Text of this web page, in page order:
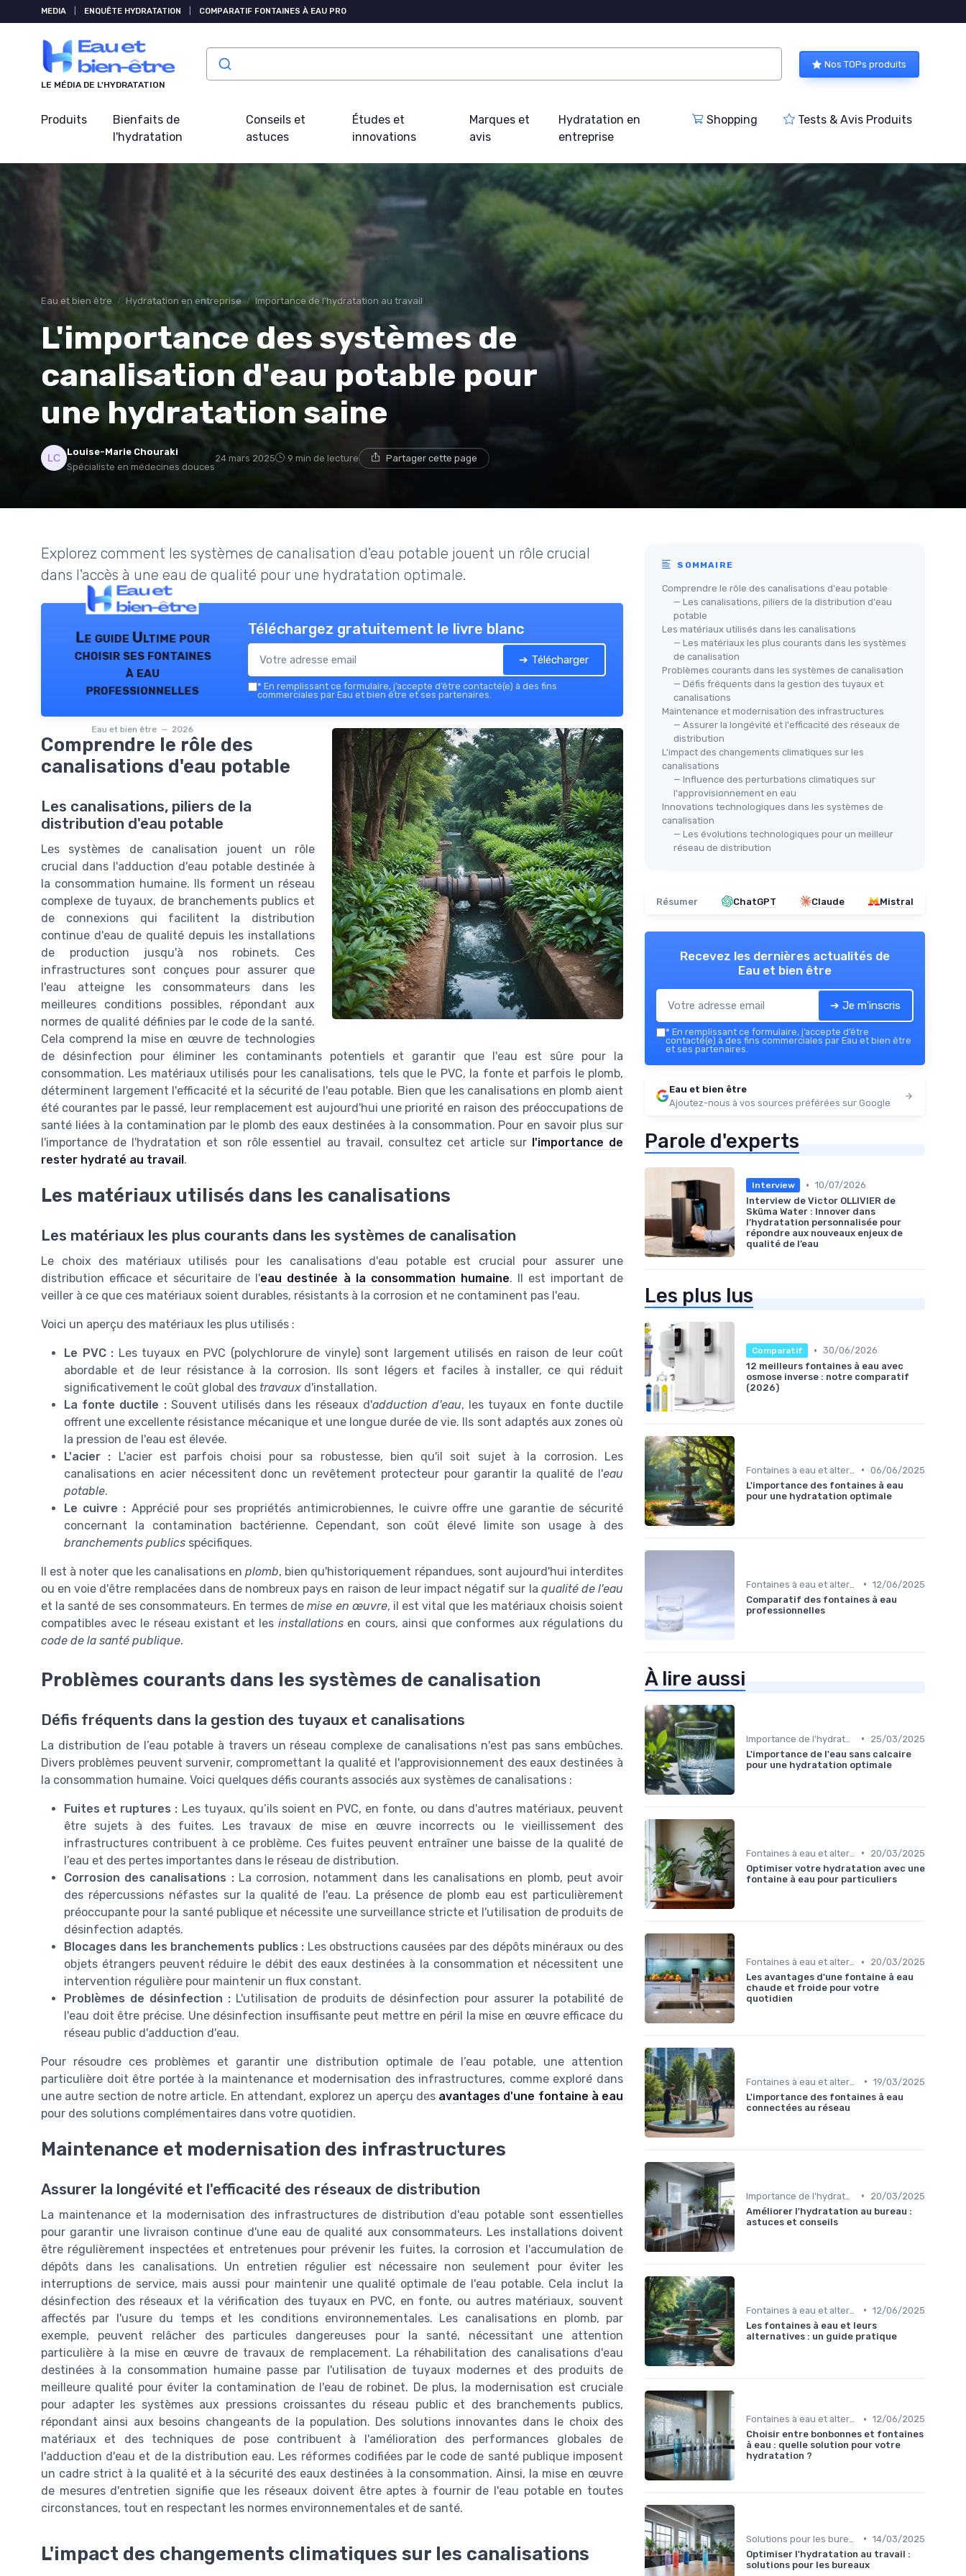
MEDIA ENQUÊTE HYDRATATION COMPARATIF FONTAINES À EAU PRO
LE MÉDIA DE L'HYDRATATION
Nos TOPs produits
Produits
Bienfaits de
l'hydratation
Conseils et
astuces
Études et
innovations
Marques et
avis
Hydratation en
entreprise
Shopping Tests & Avis Produits
Eau et bien être Hydratation en entreprise Importance de l'hydratation au travail
L'importance des systèmes de
canalisation d'eau potable pour
une hydratation saine
Louise-Marie Chouraki
Spécialiste en médecines douces
24 mars 2025 9 min de lecture Partager cette page
Explorez comment les systèmes de canalisation d'eau potable jouent un rôle crucial
dans l'accès à une eau de qualité pour une hydratation optimale.
Le guide Ultime pour
choisir ses fontaines
à eau
professionnelles
Eau et bien être — 2026
Téléchargez gratuitement le livre blanc
➔ Télécharger
* En remplissant ce formulaire, j’accepte d’être contacté(e) à des fins
commerciales par Eau et bien être et ses partenaires.
Comprendre le rôle des
canalisations d'eau potable
Les canalisations, piliers de la
distribution d'eau potable
Les systèmes de canalisation jouent un rôle
crucial dans l'adduction d'eau potable destinée à
la consommation humaine. Ils forment un réseau
complexe de tuyaux, de branchements publics et
de connexions qui facilitent la distribution
continue d'eau de qualité depuis les installations
de production jusqu'à nos robinets. Ces
infrastructures sont conçues pour assurer que
l'eau atteigne les consommateurs dans les
meilleures conditions possibles, répondant aux
normes de qualité définies par le code de la santé.
Cela comprend la mise en œuvre de technologies
de désinfection pour éliminer les contaminants potentiels et garantir que l'eau est sûre pour la
consommation. Les matériaux utilisés pour les canalisations, tels que le PVC, la fonte et parfois le plomb,
déterminent largement l'efficacité et la sécurité de l'eau potable. Bien que les canalisations en plomb aient
été courantes par le passé, leur remplacement est aujourd'hui une priorité en raison des préoccupations de
santé liées à la contamination par le plomb des eaux destinées à la consommation. Pour en savoir plus sur
l'importance de l'hydratation et son rôle essentiel au travail, consultez cet article sur l'importance de
rester hydraté au travail.
Les matériaux utilisés dans les canalisations
Les matériaux les plus courants dans les systèmes de canalisation
Le choix des matériaux utilisés pour les canalisations d'eau potable est crucial pour assurer une
distribution efficace et sécuritaire de l'eau destinée à la consommation humaine. Il est important de
veiller à ce que ces matériaux soient durables, résistants à la corrosion et ne contaminent pas l'eau.
Voici un aperçu des matériaux les plus utilisés :
Le PVC : Les tuyaux en PVC (polychlorure de vinyle) sont largement utilisés en raison de leur coût
abordable et de leur résistance à la corrosion. Ils sont légers et faciles à installer, ce qui réduit
significativement le coût global des travaux d'installation.
La fonte ductile :Souvent utilisés dans les réseaux d'adduction d'eau, les tuyaux en fonte ductile
offrent une excellente résistance mécanique et une longue durée de vie. Ils sont adaptés aux zones où
la pression de l'eau est élevée.
L'acier : L'acier est parfois choisi pour sa robustesse, bien qu'il soit sujet à la corrosion. Les
canalisations en acier nécessitent donc un revêtement protecteur pour garantir la qualité de l'eau
potable.
Le cuivre : Apprécié pour ses propriétés antimicrobiennes, le cuivre offre une garantie de sécurité
concernant la contamination bactérienne. Cependant, son coût élevé limite son usage à des
branchements publics spécifiques.
Il est à noter que les canalisations enplomb, bien qu'historiquement répandues, sont aujourd'hui interdites
ou en voie d'être remplacées dans de nombreux pays en raison de leur impact négatif sur la qualité de l'eau
et la santé de ses consommateurs. En termes demise en œuvre, il est vital que les matériaux choisis soient
compatibles avec le réseau existant et les installationsen cours, ainsi que conformes aux régulations du
code de la santé publique.
Problèmes courants dans les systèmes de canalisation
Défis fréquents dans la gestion des tuyaux et canalisations
La distribution de l’eau potable à travers un réseau complexe de canalisations n'est pas sans embûches.
Divers problèmes peuvent survenir, compromettant la qualité et l'approvisionnement des eaux destinées à
la consommation humaine. Voici quelques défis courants associés aux systèmes de canalisations :
Fuites et ruptures : Les tuyaux, qu’ils soient en PVC, en fonte, ou dans d'autres matériaux, peuvent
être sujets à des fuites. Les travaux de mise en œuvre incorrects ou le vieillissement des
infrastructures contribuent à ce problème. Ces fuites peuvent entraîner une baisse de la qualité de
l’eau et des pertes importantes dans le réseau de distribution.
Corrosion des canalisations :La corrosion, notamment dans les canalisations en plomb, peut avoir
des répercussions néfastes sur la qualité de l'eau. La présence de plomb eau est particulièrement
préoccupante pour la santé publique et nécessite une surveillance stricte et l'utilisation de produits de
désinfection adaptés.
Blocages dans les branchements publics : Les obstructions causées par des dépôts minéraux ou des
objets étrangers peuvent réduire le débit des eaux destinées à la consommation et nécessitent une
intervention régulière pour maintenir un flux constant.
Problèmes de désinfection :L'utilisation de produits de désinfection pour assurer la potabilité de
l'eau doit être précise. Une désinfection insuffisante peut mettre en péril la mise en œuvre efficace du
réseau public d'adduction d'eau.
Pour résoudre ces problèmes et garantir une distribution optimale de l’eau potable, une attention
particulière doit être portée à la maintenance et modernisation des infrastructures, comme exploré dans
une autre section de notre article. En attendant, explorez un aperçu des avantages d'une fontaine à eau
pour des solutions complémentaires dans votre quotidien.
Maintenance et modernisation des infrastructures
Assurer la longévité et l'efficacité des réseaux de distribution
La maintenance et la modernisation des infrastructures de distribution d'eau potable sont essentielles
pour garantir une livraison continue d'une eau de qualité aux consommateurs. Les installations doivent
être régulièrement inspectées et entretenues pour prévenir les fuites, la corrosion et l'accumulation de
dépôts dans les canalisations. Un entretien régulier est nécessaire non seulement pour éviter les
interruptions de service, mais aussi pour maintenir une qualité optimale de l'eau potable. Cela inclut la
désinfection des réseaux et la vérification des tuyaux en PVC, en fonte, ou autres matériaux, souvent
affectés par l'usure du temps et les conditions environnementales. Les canalisations en plomb, par
exemple, peuvent relâcher des particules dangereuses pour la santé, nécessitant une attention
particulière à la mise en œuvre de travaux de remplacement. La réhabilitation des canalisations d'eau
destinées à la consommation humaine passe par l'utilisation de tuyaux modernes et des produits de
meilleure qualité pour éviter la contamination de l'eau de robinet. De plus, la modernisation est cruciale
pour adapter les systèmes aux pressions croissantes du réseau public et des branchements publics,
répondant ainsi aux besoins changeants de la population. Des solutions innovantes dans le choix des
matériaux et des techniques de pose contribuent à l'amélioration des performances globales de
l'adduction d'eau et de la distribution eau. Les réformes codifiées par le code de santé publique imposent
un cadre strict à la qualité et à la sécurité des eaux destinées à la consommation. Ainsi, la mise en œuvre
de mesures d'entretien signifie que les réseaux doivent être aptes à fournir de l'eau potable en toutes
circonstances, tout en respectant les normes environnementales et de santé.
L'impact des changements climatiques sur les canalisations
SOMMAIRE
Comprendre le rôle des canalisations d'eau potable
— Les canalisations, piliers de la distribution d'eau
potable
Les matériaux utilisés dans les canalisations
— Les matériaux les plus courants dans les systèmes
de canalisation
Problèmes courants dans les systèmes de canalisation
— Défis fréquents dans la gestion des tuyaux et
canalisations
Maintenance et modernisation des infrastructures
— Assurer la longévité et l'efficacité des réseaux de
distribution
L'impact des changements climatiques sur les
canalisations
— Influence des perturbations climatiques sur
l'approvisionnement en eau
Innovations technologiques dans les systèmes de
canalisation
— Les évolutions technologiques pour un meilleur
réseau de distribution
Résumer ChatGPT Claude Mistral
Recevez les dernières actualités de
Eau et bien être
➔ Je m'inscris
* En remplissant ce formulaire, j’accepte d’être
contacté(e) à des fins commerciales par Eau et bien être
et ses partenaires.
Eau et bien être
Ajoutez-nous à vos sources préférées sur Google
Parole d'experts
Interview • 10/07/2026
Interview de Victor OLLIVIER de
Sküma Water : Innover dans
l’hydratation personnalisée pour
répondre aux nouveaux enjeux de
qualité de l’eau
Les plus lus
Comparatif • 30/06/2026
12 meilleurs fontaines à eau avec
osmose inverse : notre comparatif
(2026)
• 06/06/2025
L'importance des fontaines à eau
pour une hydratation optimale
• 12/06/2025
Comparatif des fontaines à eau
professionnelles
À lire aussi
•
25/03/2025
L'importance de l'eau sans calcaire
pour une hydratation optimale
•
20/03/2025
Optimiser votre hydratation avec une
fontaine à eau pour particuliers
Fontaines à eau et alternatives •
20/03/2025
Les avantages d'une fontaine à eau
chaude et froide pour votre
quotidien
• 19/03/2025
L'importance des fontaines à eau
connectées au réseau
•
20/03/2025
Améliorer l'hydratation au bureau :
astuces et conseils
• 12/06/2025
Les fontaines à eau et leurs
alternatives : un guide pratique
Fontaines à eau et alternatives • 12/06/2025
Choisir entre bonbonnes et fontaines
à eau : quelle solution pour votre
hydratation ?
• 14/03/2025
Optimiser l'hydratation au travail :
solutions pour les bureaux
Panneau de gestion des cookies